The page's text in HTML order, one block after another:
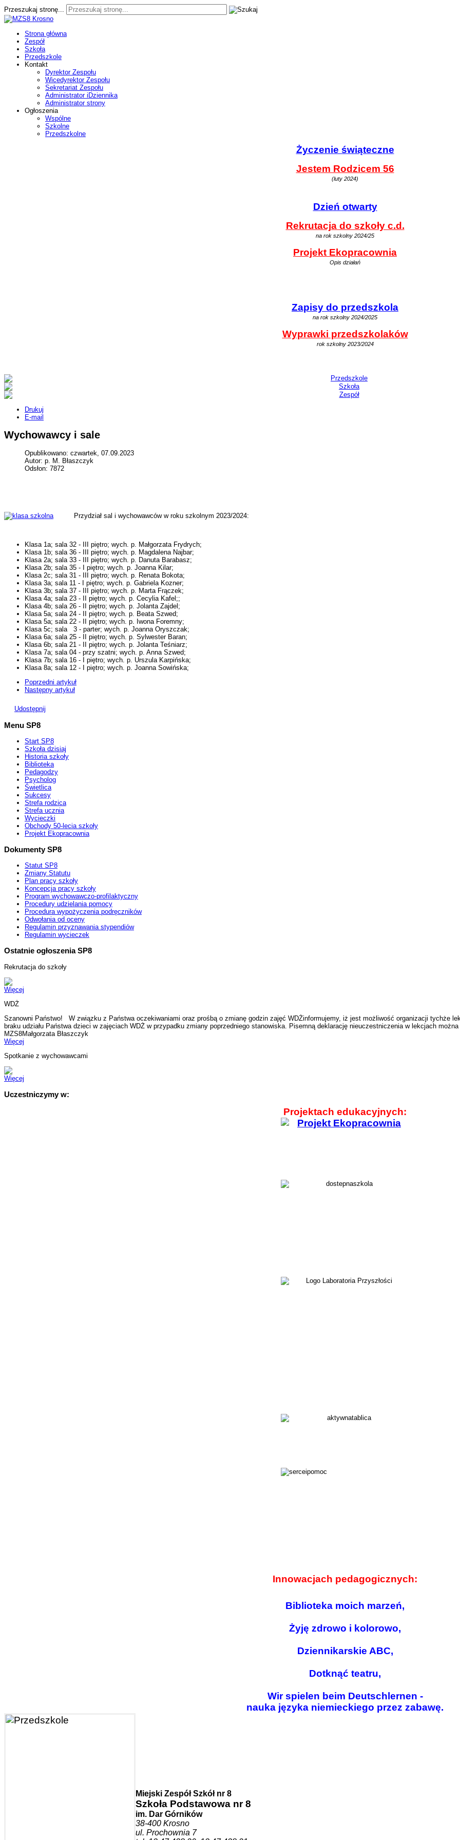
Przeszukaj stronę...
Strona główna
Zespół
Szkoła
Przedszkole
Kontakt
Dyrektor Zespołu
Wicedyrektor Zespołu
Sekretariat Zespołu
Administrator iDziennika
Administrator strony
Ogłoszenia
Wspólne
Szkolne
Przedszkolne
Życzenie świąteczne
Jestem Rodzicem 56
(luty 2024)
Dzień otwarty
Rekrutacja do szkoły c.d.
na rok szkolny 2024/25
Projekt Ekopracownia
Opis działań
Zapisy do przedszkola
na rok szkolny 2024/2025
Wyprawki przedszkolaków
rok szkolny 2023/2024
Drukuj
E-mail
Wychowawcy i sale
Opublikowano: czwartek, 07.09.2023
Autor: p. M. Błaszczyk
Odsłon: 7872
Przydział sal i wychowawców w roku szkolnym 2023/2024:
Klasa 1a; sala 32 - III piętro; wych. p. Małgorzata Frydrych;
Klasa 1b; sala 36 - III piętro; wych. p. Magdalena Najbar;
Klasa 2a; sala 33 - III piętro; wych. p. Danuta Barabasz;
Klasa 2b; sala 35 - I piętro; wych. p. Joanna Kilar;
Klasa 2c; sala 31 - III piętro; wych. p. Renata Bokota;
Klasa 3a; sala 11 - I piętro; wych. p. Gabriela Kozner;
Klasa 3b; sala 37 - III piętro; wych. p. Marta Frączek;
Klasa 4a; sala 23 - II piętro; wych. p. Cecylia Kafel;;
Klasa 4b; sala 26 - II piętro; wych. p. Jolanta Zajdel;
Klasa 5a; sala 24 - II piętro; wych. p. Beata Szwed;
Klasa 5a; sala 22 - II piętro; wych. p. Iwona Foremny;
Klasa 5c; sala 3 - parter; wych. p. Joanna Oryszczak;
Klasa 6a; sala 25 - II piętro; wych. p. Sylwester Baran;
Klasa 6b; sala 21 - II piętro; wych. p. Jolanta Teśniarz;
Klasa 7a; sala 04 - przy szatni; wych. p. Anna Szwed;
Klasa 7b; sala 16 - I piętro; wych. p. Urszula Karpińska;
Klasa 8a; sala 12 - I piętro; wych. p. Joanna Sowińska;
Poprzedni artykuł
Następny artykuł
Udostępnij
Menu SP8
Start SP8
Szkoła dzisiaj
Historia szkoły
Biblioteka
Pedagodzy
Psycholog
Świetlica
Sukcesy
Strefa rodzica
Strefa ucznia
Wycieczki
Obchody 50-lecia szkoły
Projekt Ekopracownia
Dokumenty SP8
Statut SP8
Zmiany Statutu
Plan pracy szkoły
Koncepcja pracy szkoły
Program wychowawczo-profilaktyczny
Procedury udzielania pomocy
Procedura wypożyczenia podręczników
Odwołania od oceny
Regulamin przyznawania stypendiów
Regulamin wycieczek
Ostatnie ogłoszenia SP8
Rekrutacja do szkoły
Więcej
WDŻ
Szanowni Państwo! W związku z Państwa oczekiwaniami oraz prośbą o zmianę godzin zajęć WDŻinformujemy, iż jest możliwość organizacji tychże
braku udziału Państwa dzieci w zajęciach WDŻ w przypadku zmiany poprzedniego stanowiska. Pisemną deklarację nieuczestniczenia w lekcjach
MZS8Małgorzata Błaszczyk
Więcej
Spotkanie z wychowawcami
Więcej
Uczestniczymy w:
Projektach edukacyjnych:
Innowacjach pedagogicznych:
Biblioteka moich marzeń,
Żyję zdrowo i kolorowo,
Dziennikarskie ABC,
Dotknąć teatru,
Wir spielen beim Deutschlernen -
nauka języka niemieckiego przez zabawę.
Miejski Zespół Szkół nr 8
Szkoła Podstawowa nr 8
im. Dar Górników
38-400 Krosno
ul. Prochownia 7